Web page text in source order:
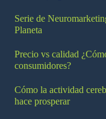
Serie de
Planeta
Precio vs calidad
consumidores?
Cómo la actividad
hace prosperar